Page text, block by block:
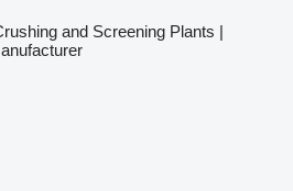
and Screening Plants |